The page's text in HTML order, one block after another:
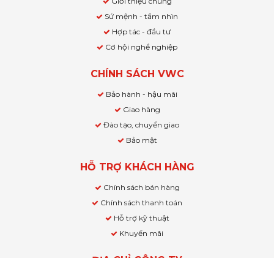
Sứ mệnh - tầm nhìn
Hợp tác - đầu tư
Cơ hội nghề nghiệp
CHÍNH SÁCH VWC
Bảo hành - hậu mãi
Giao hàng
Đào tạo, chuyển giao
Bảo mật
HỖ TRỢ KHÁCH HÀNG
Chính sách bán hàng
Chính sách thanh toán
Hỗ trợ kỹ thuật
Khuyến mãi